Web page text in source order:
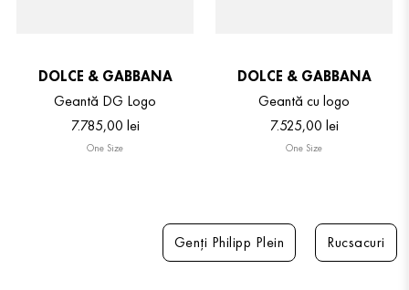
DOLCE & GABBANA
Geantă DG Logo
7.785,00 lei
One Size
DOLCE & GABBANA
Geantă cu logo
7.525,00 lei
One Size
Genți Philipp Plein Rucsacuri